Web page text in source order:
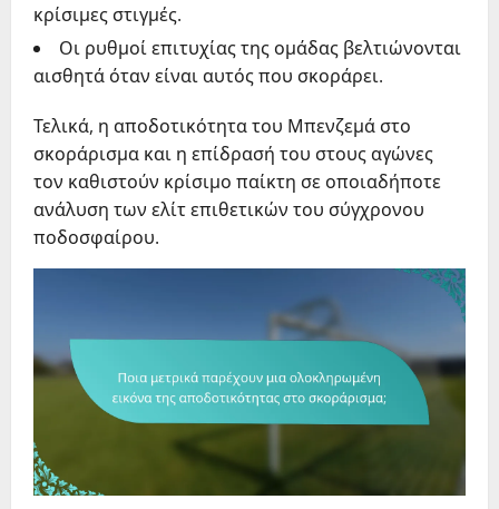
κρίσιμες στιγμές.
Οι ρυθμοί επιτυχίας της ομάδας βελτιώνονται
αισθητά όταν είναι αυτός που σκοράρει.
Τελικά, η αποδοτικότητα του Μπενζεμά στο
σκοράρισμα και η επίδρασή του στους αγώνες
τον καθιστούν κρίσιμο παίκτη σε οποιαδήποτε
ανάλυση των ελίτ επιθετικών του σύγχρονου
ποδοσφαίρου.